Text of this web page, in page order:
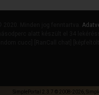
SimplePortal 2.3.7 © 2008-2026,